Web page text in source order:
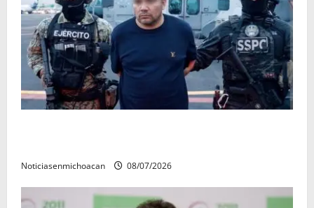
Noticiasenmichoacan 08/07/2026